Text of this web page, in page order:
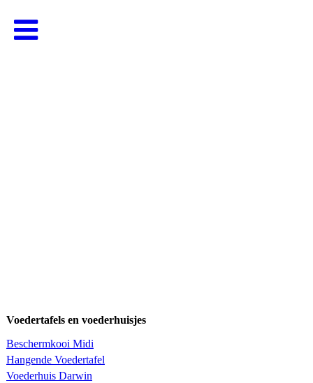
Voedertafels en voederhuisjes
Beschermkooi Midi
Hangende Voedertafel
Voederhuis Darwin